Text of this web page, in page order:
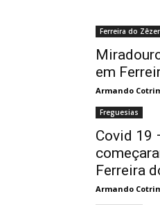
Ferreira do
em
Armando
Freguesias
Covid 19
Ferreira
Armando